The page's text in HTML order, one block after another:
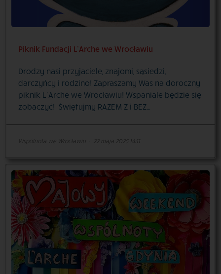
Piknik Fundacji L’Arche we Wrocławiu
Drodzy nasi przyjaciele, znajomi, sąsiedzi,
darczyńcy i rodzino! Zapraszamy Was na doroczny
piknik L’Arche we Wrocławiu! Wspaniale będzie się
zobaczyć! Świętujmy RAZEM Z i BEZ…
Wspólnota we Wrocławiu 22 maja 2025 14:11